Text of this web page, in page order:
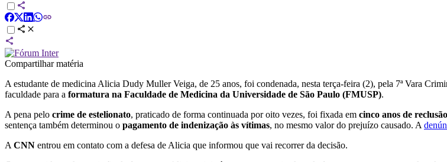
Compartilhar matéria
A estudante de medicina Alicia Dudy Muller Veiga, de 25 anos, foi condenada, nesta terça-feira (2), pela 7ª Vara
faculdade para a formatura na Faculdade de Medicina da Universidade de São Paulo (FMUSP).
A pena pelo crime de estelionato, praticado de forma continuada por oito vezes, foi fixada em cinco anos de reclusão
sentença também determinou o pagamento de indenização às vítimas, no mesmo valor do prejuízo causado. A
A CNN entrou em contato com a defesa de Alicia que informou que vai recorrer da decisão.